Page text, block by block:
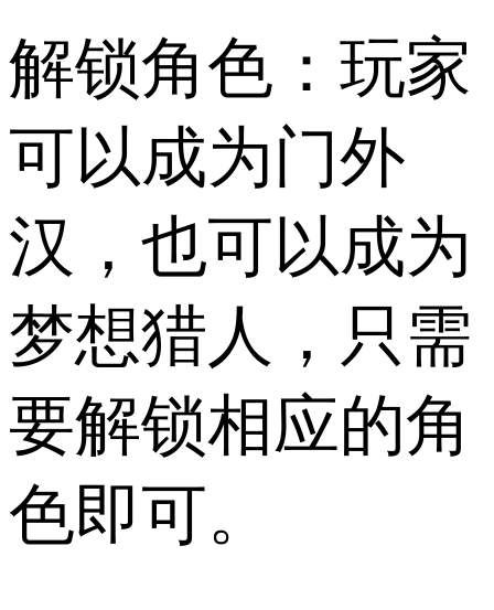
解锁角色：玩家
可以成为门外
汉，也可以成为
梦想猎人，只需
要解锁相应的角
色即可。